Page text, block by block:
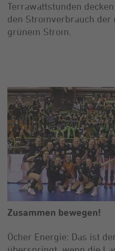
Terrawattstunden
den Stromverbrauch der
grünem Strom.
Zusammen bewegen!
Öcher Energie: Das ist